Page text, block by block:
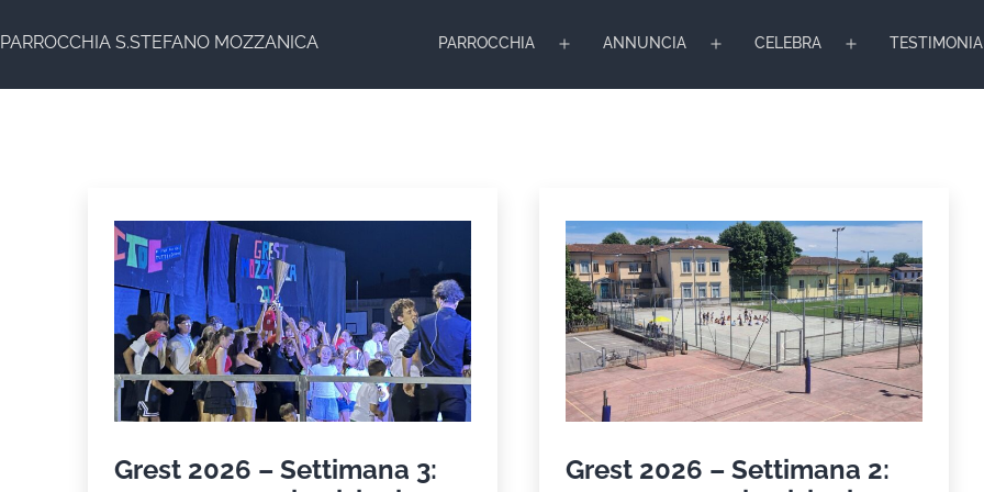
al
PARROCCHIA S.STEFANO MOZZANICA PARROCCHIA
Apri
ANNUNCIA
Apri
CELEBRA
Apri
TESTIMONIA
Grest 2026 – Settimana 3:
Grest 2026 – Settimana 2: